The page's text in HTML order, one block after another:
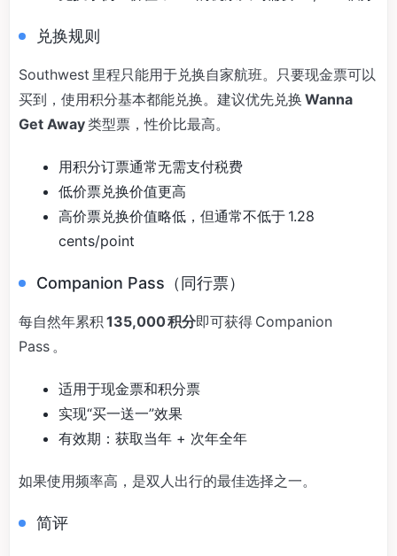
兑换规则
Southwest 里程只能用于兑换自家航班。只要现金票可以
买到，使用积分基本都能兑换。建议优先兑换 Wanna
Get Away类型票，性价比最高。
用积分订票通常无需支付税费
低价票兑换价值更高
高价票兑换价值略低，但通常不低于 1.28
cents/point
Companion Pass（同行票）
每自然年累积 135,000 积分即可获得 Companion
Pass 。
适用于现金票和积分票
实现“买一送一”效果
有效期：获取当年 + 次年全年
如果使用频率高，是双人出行的最佳选择之一。
简评